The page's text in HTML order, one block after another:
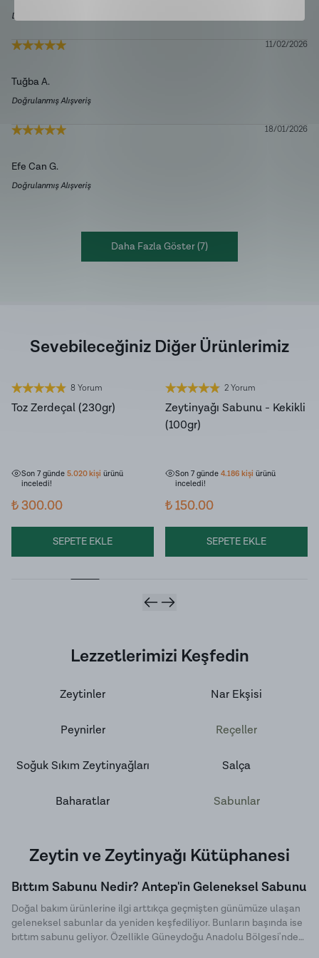
Doğrulanmış Alışveriş
TuğbaA.
Doğrulanmış Alışveriş
11/02/2026
Efe Can G.
Doğrulanmış Alışveriş
18/01/2026
Daha Fazla Göster(7)
Sevebileceğiniz Diğer Ürünlerimiz
8 Yorum
Toz Zerdeçal (230gr)
Son 7 günde 5.020kişi ürünü
inceledi!
₺ 300.00
SEPETE EKLE
2 Yorum
Zeytinyağı Sabunu - Kekikli
(100gr)
Son 7 günde 4.186 kişi ürünü
inceledi!
₺ 150.00
SEPETE EKLE
Lezzetlerimizi Keşfedin
Zeytinler Nar Ekşisi
Peynirler Reçeller
Soğuk Sıkım Zeytinyağları Salça
Baharatlar Sabunlar
Zeytin ve Zeytinyağı Kütüphanesi
Bıttım Sabunu Nedir? Antep'in Geleneksel Sabunu
Doğal bakım ürünlerine ilgi arttıkça geçmişten günümüze ulaşan
geleneksel sabunlar da yeniden keşfediliyor. Bunların başında ise
bıttım sabunu geliyor. Özellikle Güneydoğu Anadolu Bölgesi'nde